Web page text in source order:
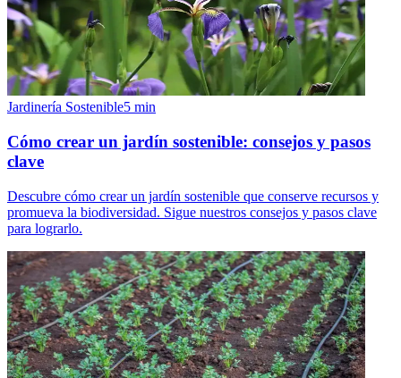
Jardinería Sostenible5 min
Cómo crear un jardín sostenible: consejos y pasos
clave
Descubre cómo crear un jardín sostenible que conserve recursos y
promueva la biodiversidad. Sigue nuestros consejos y pasos clave
para lograrlo.